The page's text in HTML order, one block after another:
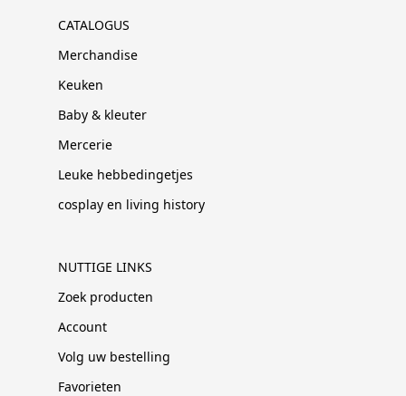
CATALOGUS
Merchandise
Keuken
Baby & kleuter
Mercerie
Leuke hebbedingetjes
cosplay en living history
NUTTIGE LINKS
Zoek producten
Account
Volg uw bestelling
Favorieten